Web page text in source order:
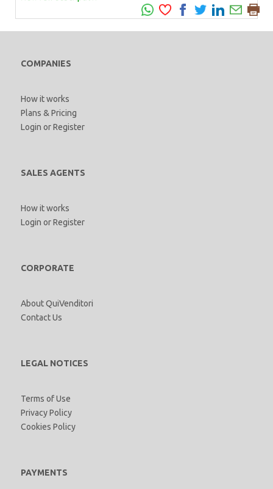
COMPANIES
How it works
Plans & Pricing
Login orRegister
SALES AGENTS
How it works
Login orRegister
CORPORATE
About QuiVenditori
Contact Us
LEGAL NOTICES
Terms of Use
Privacy Policy
Cookies Policy
PAYMENTS